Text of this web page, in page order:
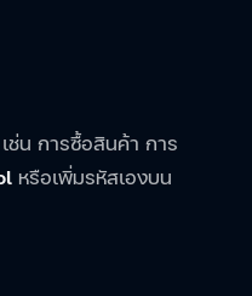
น การซื้อสินค้า การ
หรือเพิ่มรหัสเองบน